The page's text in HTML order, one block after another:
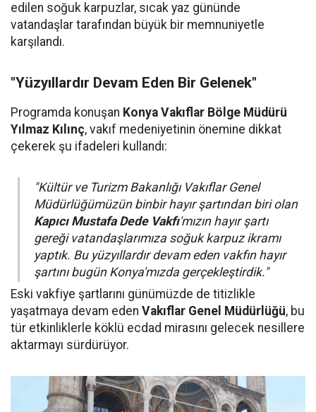
edilen soğuk karpuzlar, sıcak yaz gününde
vatandaşlar tarafından büyük bir memnuniyetle
karşılandı.
"Yüzyıllardır Devam Eden Bir Gelenek"
Programda konuşan Konya Vakıflar Bölge Müdürü
Yılmaz Kılınç, vakıf medeniyetinin önemine dikkat
çekerek şu ifadeleri kullandı:
"Kültür ve Turizm Bakanlığı Vakıflar Genel
Müdürlüğümüzün binbir hayır şartından biri olan
Kapıcı Mustafa Dede Vakfı'mızın hayır şartı
gereği vatandaşlarımıza soğuk karpuz ikramı
yaptık. Bu yüzyıllardır devam eden vakfın hayır
şartını bugün Konya'mızda gerçekleştirdik."
Eski vakfiye şartlarını günümüzde de titizlikle
yaşatmaya devam eden Vakıflar Genel Müdürlüğü, bu
tür etkinliklerle köklü ecdad mirasını gelecek nesillere
aktarmayı sürdürüyor.